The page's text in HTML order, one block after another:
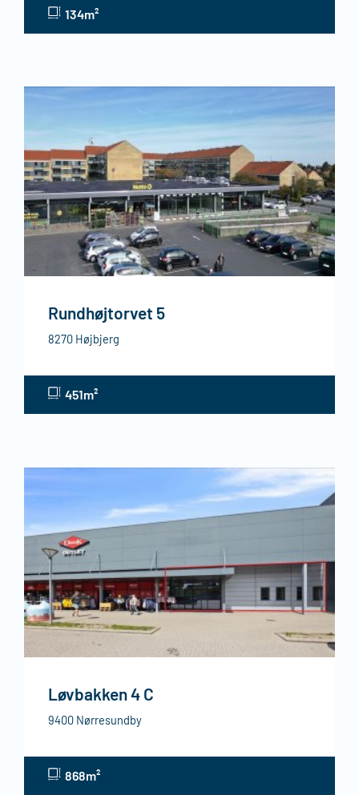
134m²
Rundhøjtorvet 5
8270 Højbjerg
451m²
Løvbakken 4 C
9400 Nørresundby
868m²